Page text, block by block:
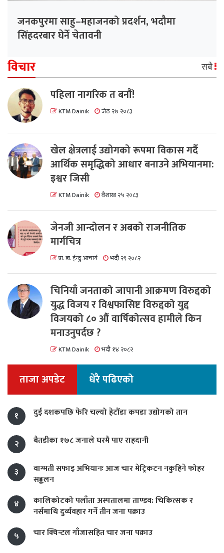
जनकपुरमा साहु–महाजनको प्रदर्शन, भदौमा
सिंहदरबार घेर्ने चेतावनी
विचार सबै
पहिला नागरिक त बनाैं!
KTM Dainik जेठ २७ २०८३
खेल क्षेत्रलाई उद्योगको रूपमा विकास गर्दै
आर्थिक समृद्धिको आधार बनाउने अभियानमा:
इश्वर जिसी
KTM Dainik वैशाख २५ २०८३
जेनजी आन्दोलन र अबको राजनीतिक
मार्गचित्र
प्रा. डा. ईन्दु आचार्य भदौ २९ २०८२
चिनियाँ जनताको जापानी आक्रमण विरुद्दको
युद्ध विजय र विश्वफासिष्ट विरुद्दको युद्द
विजयको ८० औं वार्षिकोत्सव हामीले किन
मनाउनुपर्दछ ?
KTM Dainik भदौ १४ २०८२
ताजा अपडेट धेरै पढिएको
१ दुई दशकपछि फेरि चल्यो हेटौंडा कपडा उद्योगको तान
२ बैतडीका १७८ जनाले घरमै पाए राहदानी
३
वाग्मती सफाइ अभियानः आज चार मेट्रिकटन नकुहिने फोहर
सङ्कलन
४
कालिकोटको पलाँता अस्पतालमा ताण्डव: चिकित्सक र
नर्समाथि दुर्व्यवहार गर्ने तीन जना पक्राउ
५
चार क्विन्टल गाँजासहित चार जना पक्राउ